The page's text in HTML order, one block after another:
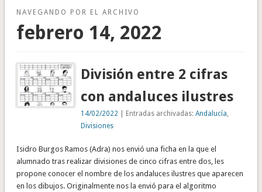
NAVEGANDO POR EL ARCHIVO
febrero 14, 2022
División entre 2 cifras
con andaluces ilustres
14/02/2022 | Entradas archivadas:Andalucía
Divisiones
Isidro Burgos Ramos (Adra) nos envió una ficha en la que el
alumnado tras realizar divisiones de cinco cifras entre dos, les
propone conocer el nombre de los andaluces ilustres que aparecen
en los dibujos. Originalmente nos la envió para el algoritmo